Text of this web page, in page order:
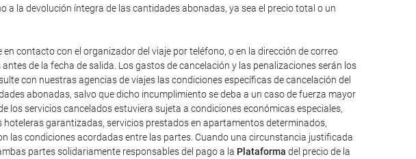
la devolución íntegra de las cantidades abonadas, ya sea el precio total o un
en contacto con el organizador del viaje por teléfono, o en la dirección de correo
de la fecha de salida. Los gastos de cancelación y las penalizaciones serán los
con nuestras agencias de viajes las condiciones específicas de cancelación del
abonadas, salvo que dicho incumplimiento se deba a un caso de fuerza mayor
servicios cancelados estuviera sujeta a condiciones económicas especiales,
garantizadas, servicios prestados en apartamentos determinados,
las condiciones acordadas entre las partes. Cuando una circunstancia justificada
partes solidariamente responsables del pago a la Plataforma del precio de la